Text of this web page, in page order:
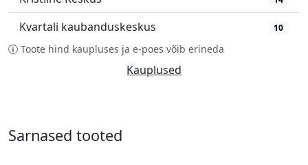
Kvartali kaubanduskeskus 10
Toote hind kaupluses ja e-poes võib erineda
Kauplused
Sarnased tooted